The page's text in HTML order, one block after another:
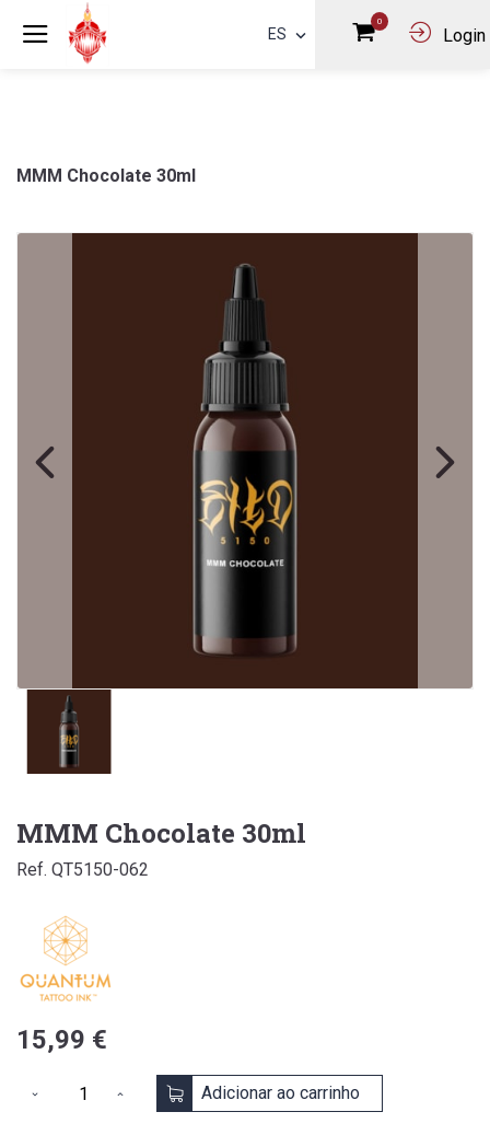
ES
0
Login
MMM Chocolate 30ml
MMM Chocolate 30ml
Ref. QT5150-062
15,99 €
Adicionar ao carrinho